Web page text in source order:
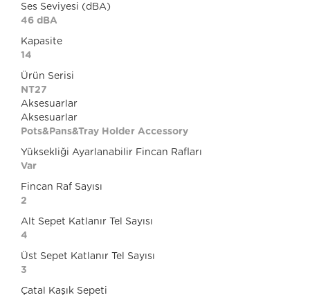
Ses Seviyesi (dBA)
46 dBA
Kapasite
14
Ürün Serisi
NT27
Aksesuarlar
Aksesuarlar
Pots&Pans&Tray Holder Accessory
Yüksekliği Ayarlanabilir Fincan Rafları
Var
Fincan Raf Sayısı
2
Alt Sepet Katlanır Tel Sayısı
4
Üst Sepet Katlanır Tel Sayısı
3
Çatal Kaşık Sepeti